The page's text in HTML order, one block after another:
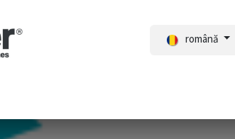
română